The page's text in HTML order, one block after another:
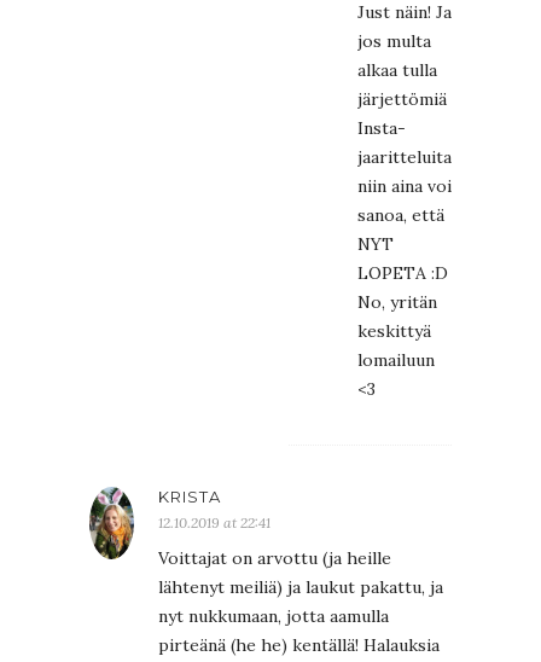
Just näin! Ja
jos multa
alkaa tulla
järjettömiä
Insta-
jaaritteluita,
niin aina voi
sanoa, että
NYT
LOPETA :D
No, yritän
keskittyä
lomailuun
<3
KRISTA
12.10.2019 at 22:41
Voittajat on arvottu (ja heille
lähtenyt meiliä) ja laukut pakattu, ja
nyt nukkumaan, jotta aamulla
pirteänä (he he) kentällä! Halauksia